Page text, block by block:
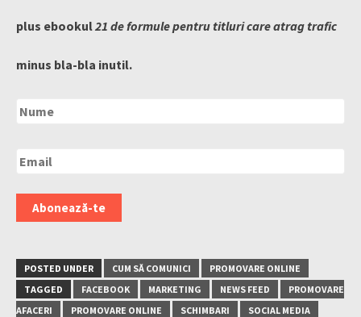
plus ebookul21 de formule pentru titluri care atrag trafic
minus bla-bla inutil.
POSTED UNDER CUM SĂ COMUNICI
PROMOVARE ONLINE
TAGGED
FACEBOOK MARKETING NEWS FEED
PROMOVARE
AFACERI
PROMOVARE ONLINE SCHIMBARI SOCIAL MEDIA